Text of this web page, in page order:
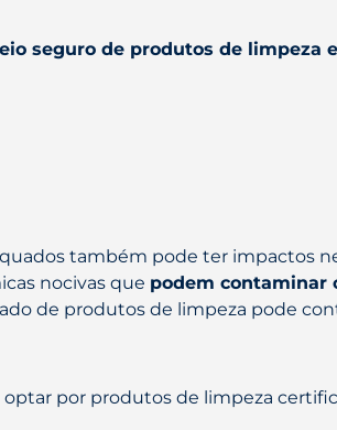
seguro de produtos de limpeza
também pode ter impactos
nocivas que podem contaminar
de produtos de limpeza pode
por produtos de limpeza